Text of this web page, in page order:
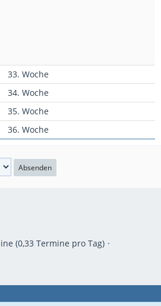
33. Woche
34. Woche
35. Woche
36. Woche
Absenden
(0,33 Termine pro Tag)